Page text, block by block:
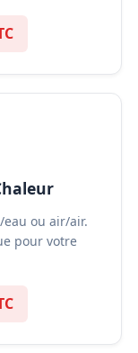
ou air/air.
pour votre